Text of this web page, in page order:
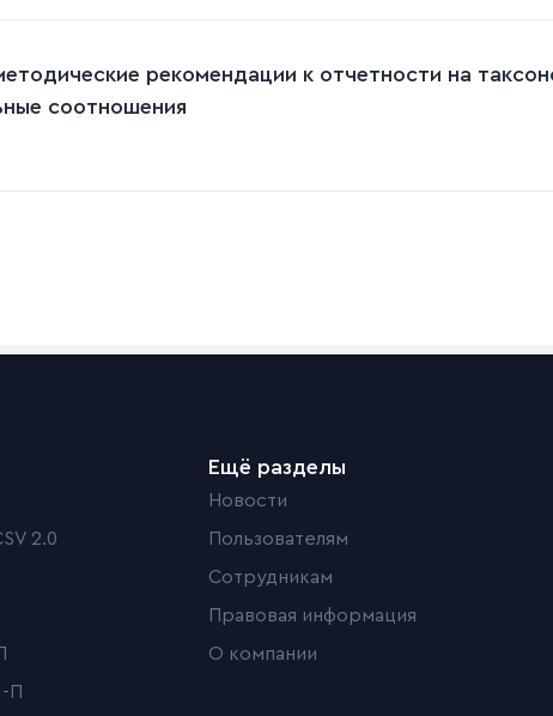
рекомендации к отчетности на
соотношения
2.0
П
Ещё разделы
Новости
Пользователям
Сотрудникам
Правовая информация
О компании